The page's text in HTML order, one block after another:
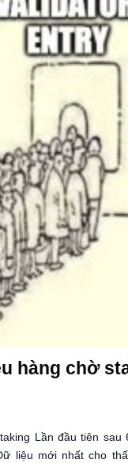
hàng chờ
Lần đầu tiên sau
liệu mới nhất cho